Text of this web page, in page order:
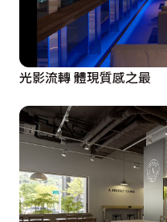
光影流轉 體現質感之最